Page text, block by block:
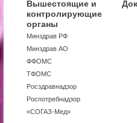
Вышестоящие и
контролирующие
органы
Минздрав РФ
Минздрав АО
ФФОМС
ТФОМС
Росздравнадзор
Роспотребнадзор
«СОГАЗ-Мед»